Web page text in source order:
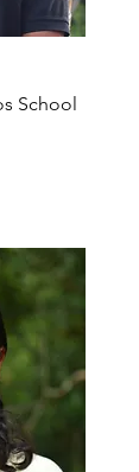
School